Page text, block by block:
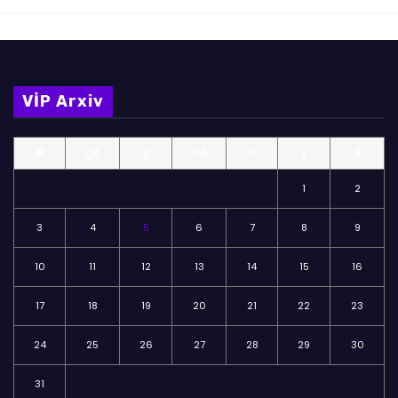
VİP Arxiv
1 2
3 4 5 6 7 8 9
10 11 12 13 14 15 16
17 18 19 20 21 22 23
24 25 26 27 28 29 30
31